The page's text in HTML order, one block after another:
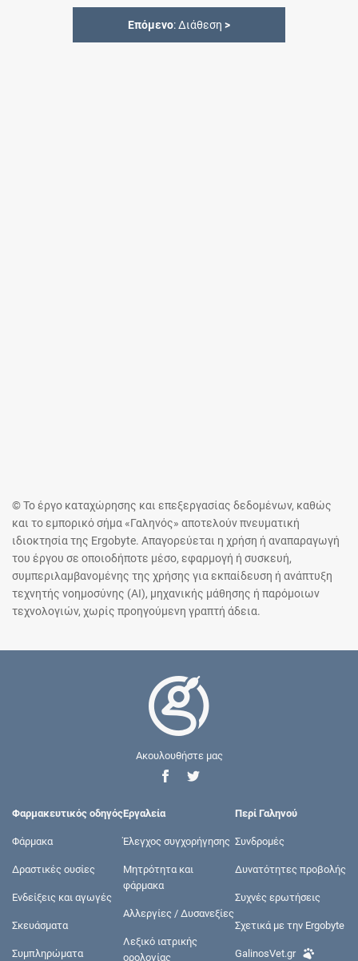
Επόμενο: Διάθεση >
© Το έργο καταχώρησης και επεξεργασίας δεδομένων, καθώς
και το εμπορικό σήμα «Γαληνός» αποτελούν πνευματική
ιδιοκτησία της Ergobyte. Απαγορεύεται η χρήση ή αναπαραγωγή
του έργου σε οποιοδήποτε μέσο, εφαρμογή ή συσκευή,
συμπεριλαμβανομένης της χρήσης για εκπαίδευση ή ανάπτυξη
τεχνητής νοημοσύνης (AI), μηχανικής μάθησης ή παρόμοιων
τεχνολογιών, χωρίς προηγούμενη γραπτή άδεια.
Ακουλουθήστε μας
Φαρμακευτικός οδηγός
Φάρμακα
Δραστικές ουσίες
Ενδείξεις και αγωγές
Σκευάσματα
Συμπληρώματα
Εργαλεία
Έλεγχος συγχορήγησης
Μητρότητα και
φάρμακα
Αλλεργίες / Δυσανεξίες
Λεξικό ιατρικής
ορολογίας
Περί Γαληνού
Συνδρομές
Δυνατότητες προβολής
Συχνές ερωτήσεις
Σχετικά με την Ergobyte
GalinosVet.gr